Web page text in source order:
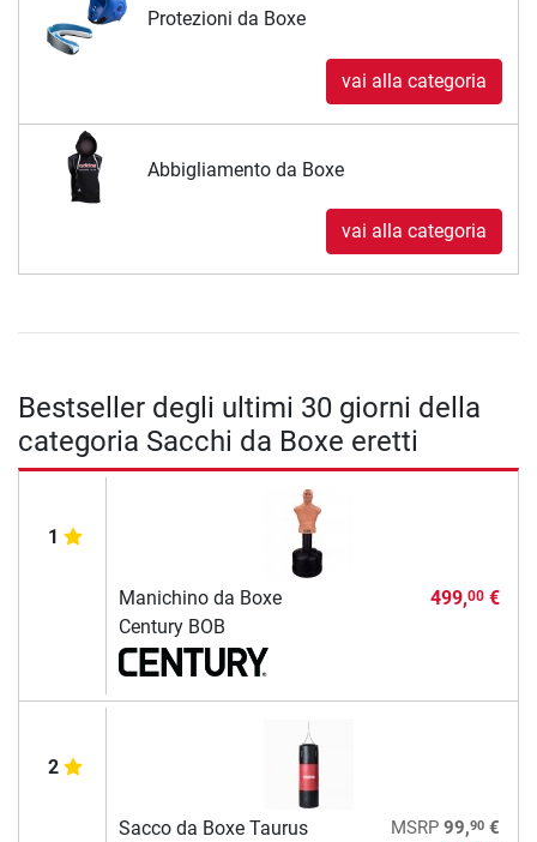
Protezioni da Boxe
vai alla categoria
Abbigliamento da Boxe
vai alla categoria
Bestseller degli ultimi 30 giorni della
categoria Sacchi da Boxe eretti
1
Manichino da Boxe
Century BOB
499,00€
2
Sacco da Boxe Taurus
MSRP 99,90€